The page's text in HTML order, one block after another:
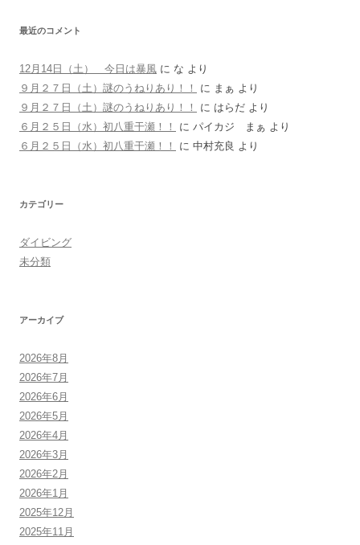
最近のコメント
12月14日（土） 今日は暴風 に な より
９月２７日（土）謎のうねりあり！！
に まぁ より
９月２７日（土）謎のうねりあり！！
に はらだ より
６月２５日（水）初八重干瀬！！
に パイカジ まぁ より
６月２５日（水）初八重干瀬！！
に 中村充良 より
カテゴリー
ダイビング
未分類
アーカイブ
2026年8月
2026年7月
2026年6月
2026年5月
2026年4月
2026年3月
2026年2月
2026年1月
2025年12月
2025年11月